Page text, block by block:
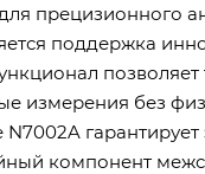
прецизионного
поддержка
позволяет
измерения без
гарантирует
компонент